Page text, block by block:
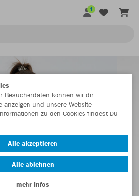
1
Besucherdaten können wir dir
anzeigen und unsere Website
zu den Cookies findest Du
Alle akzeptieren
Alle ablehnen
mehr Infos